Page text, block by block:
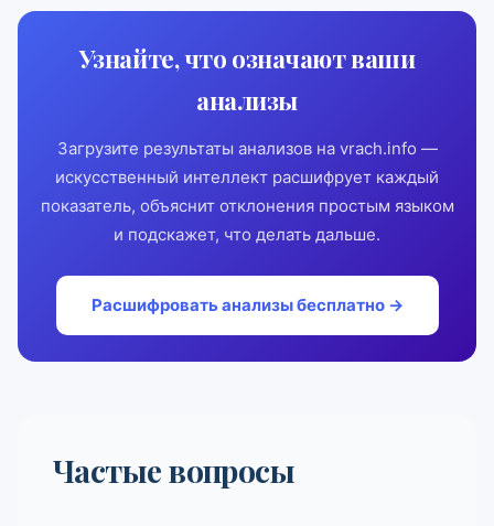
Узнайте, что означают ваши
анализы
Загрузите результаты анализов на vrach.info —
искусственный интеллект расшифрует каждый
показатель, объяснит отклонения простым языком
и подскажет, что делать дальше.
Расшифровать анализы бесплатно →
Частые вопросы